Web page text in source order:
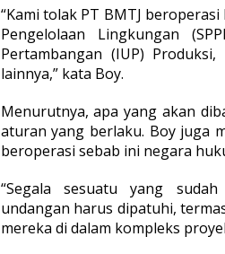
“Kami tolak PT BMTJ
Pengelolaan Lingkungan
Pertambangan (IUP)
lainnya,” kata Boy.
Menurutnya, apa yang akan
aturan yang berlaku. Boy juga
beroperasi sebab ini negara
“Segala sesuatu yang
undangan harus dipatuhi,
mereka di dalam kompleks